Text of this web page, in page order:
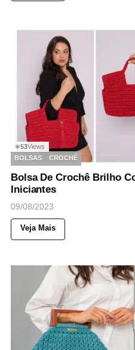
◉53Views
BOLSAS
CROCHÊ
Bolsa De Crochê Brilho
Iniciantes
09/08/2023
Veja Mais